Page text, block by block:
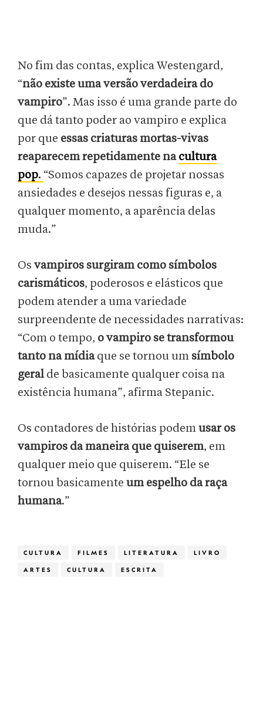
No fim das contas, explica Westengard,
“não existe uma versão verdadeira do
vampiro”. Mas isso é uma grande parte do
que dá tanto poder ao vampiro e explica
por que essas criaturas mortas-vivas
reaparecem repetidamente nacultura
pop. “Somos capazes de projetar nossas
ansiedades e desejos nessas figuras e, a
qualquer momento, a aparência delas
muda.”
Os vampiros surgiram como símbolos
carismáticos, poderosos e elásticos que
podem atender a uma variedade
surpreendente de necessidades narrativas:
“Com o tempo, o vampiro se transformou
tanto na mídiaque se tornou um símbolo
geral de basicamente qualquer coisa na
existência humana”, afirma Stepanic.
Os contadores de histórias podemusar os
vampiros da maneira que quiserem, em
qualquer meio que quiserem. “Ele se
tornou basicamente um espelho da raça
humana.”
CULTURA FILMES LITERATURA LIVRO
ARTES CULTURA ESCRITA